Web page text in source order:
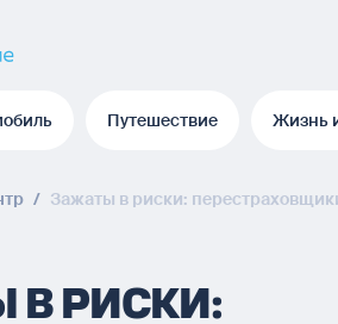
Путешествие Жизнь
/ Зажаты в риски:
В РИСКИ: